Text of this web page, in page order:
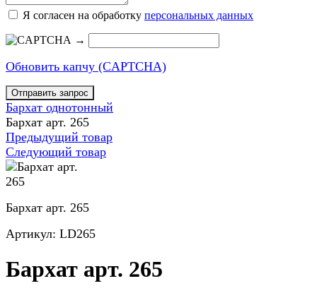
Я согласен на обработку персональных данных
→
Обновить капчу (CAPTCHA)
Бархат однотонный
Бархат арт. 265
Предыдущий товар
Следующий товар
Бархат арт. 265
Артикул: LD265
Бархат арт. 265